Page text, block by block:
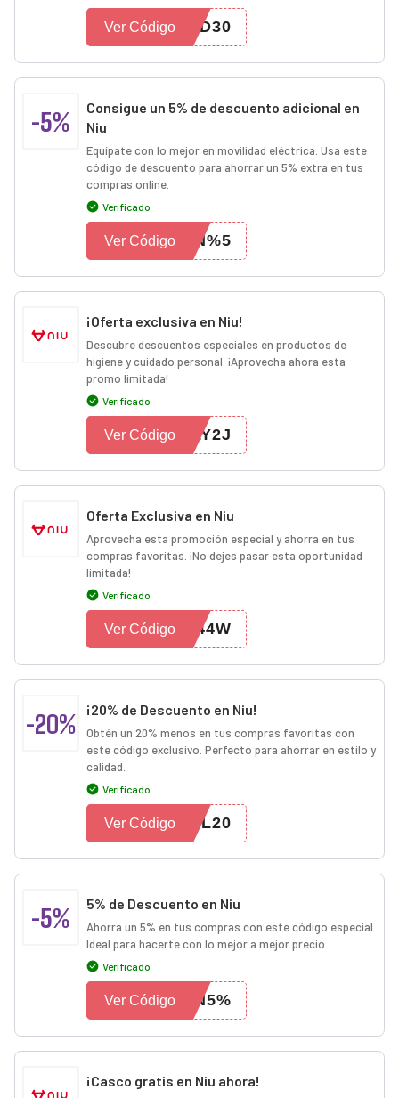
ID30
Ver Código
-5%
Consigue un 5% de descuento adicional en
Niu
Equípate con lo mejor en movilidad eléctrica. Usa este
código de descuento para ahorrar un 5% extra en tus
compras online.
Verificado
UN%5
Ver Código
¡Oferta exclusiva en Niu!
Descubre descuentos especiales en productos de
higiene y cuidado personal. ¡Aprovecha ahora esta
promo limitada!
Verificado
LY2J
Ver Código
Oferta Exclusiva en Niu
Aprovecha esta promoción especial y ahorra en tus
compras favoritas. ¡No dejes pasar esta oportunidad
limitada!
Verificado
444W
Ver Código
-20% ¡20% de Descuento en Niu!
Obtén un 20% menos en tus compras favoritas con
este código exclusivo. Perfecto para ahorrar en estilo y
calidad.
Verificado
EL20
Ver Código
-5% 5% de Descuento en Niu
Ahorra un 5% en tus compras con este código especial.
Ideal para hacerte con lo mejor a mejor precio.
Verificado
UN5%
Ver Código
¡Casco gratis en Niu ahora!